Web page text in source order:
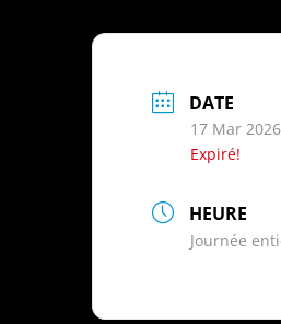
DATE
17 Mar 2026
Expiré!
HEURE
Journée